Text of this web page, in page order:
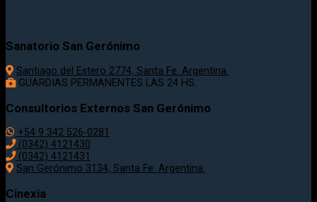
Sanatorio San Gerónimo
Santiago del Estero 2774, Santa Fe. Argentina.
GUARDIAS PERMANENTES LAS 24 HS.
Consultorios Externos San Gerónimo
+54 9 342 526-0281
(0342) 4121430
(0342) 4121431
San Gerónimo 3134, Santa Fe. Argentina.
Cinexia